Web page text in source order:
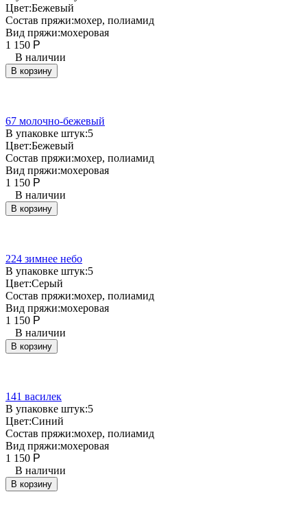
Цвет:Бежевый
Состав пряжи:мохер, полиамид
Вид пряжи:мохеровая
1 150 Р
В наличии
В корзину
67 молочно-бежевый
В упаковке штук:5
Цвет:Бежевый
Состав пряжи:мохер, полиамид
Вид пряжи:мохеровая
1 150 Р
В наличии
В корзину
224 зимнее небо
В упаковке штук:5
Цвет:Серый
Состав пряжи:мохер, полиамид
Вид пряжи:мохеровая
1 150 Р
В наличии
В корзину
141 василек
В упаковке штук:5
Цвет:Синий
Состав пряжи:мохер, полиамид
Вид пряжи:мохеровая
1 150 Р
В наличии
В корзину